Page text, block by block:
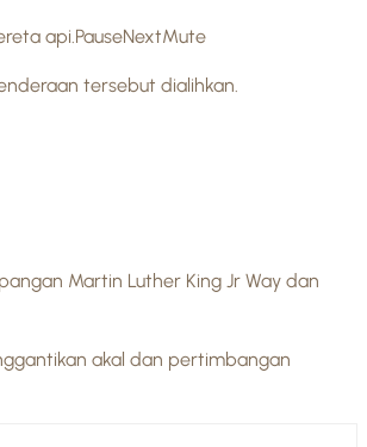
api.PauseNextMute
tersebut dialihkan.
Martin Luther King Jr Way dan
akal dan pertimbangan